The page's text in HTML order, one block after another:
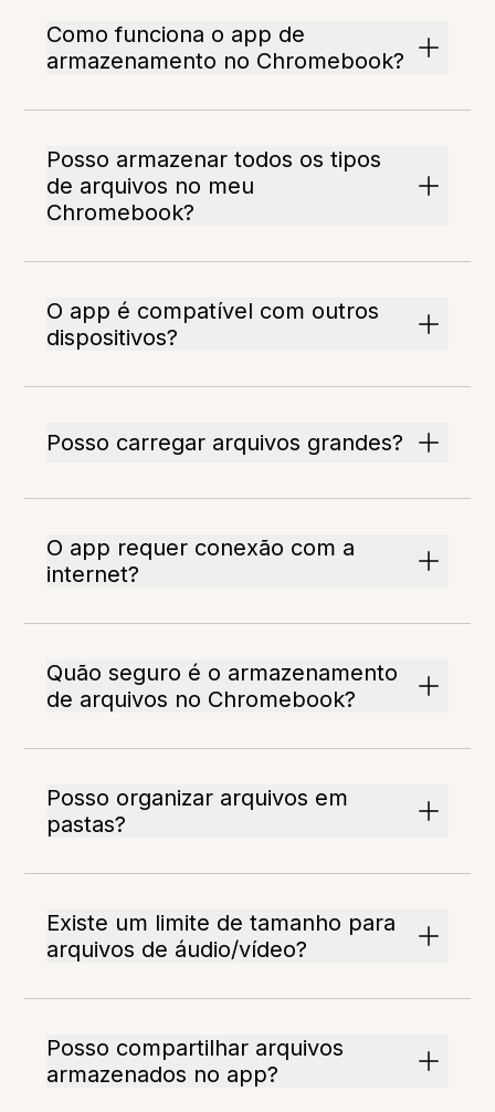
Como funciona o app de
armazenamento no Chromebook?
Posso armazenar todos os tipos
de arquivos no meu
Chromebook?
O app é compatível com outros
dispositivos?
Posso carregar arquivos grandes?
O app requer conexão com a
internet?
Quão seguro é o armazenamento
de arquivos no Chromebook?
Posso organizar arquivos em
pastas?
Existe um limite de tamanho para
arquivos de áudio/vídeo?
Posso compartilhar arquivos
armazenados no app?